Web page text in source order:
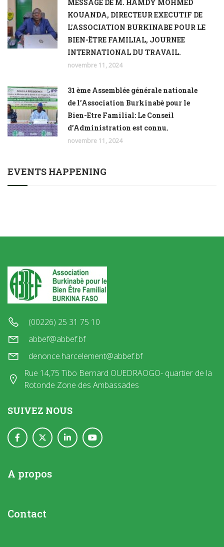
MESSAGE DE M. HAMDY MOHMED
KOUANDA, DIRECTEUR EXECUTIF DE
L’ASSOCIATION BURKINABE POUR LE
BIEN-ËTRE FAMILIAL, JOURNEE
INTERNATIONAL DU TRAVAIL.
novembre 11, 2024
31 ème Assemblée générale nationale
de l’Association Burkinabè pour le
Bien-Etre Familial: Le Conseil
d’Administration est connu.
novembre 11, 2024
EVENTS HAPPENING
(00226) 25 31 75 10
abbef@abbef.bf
denonce.harcelement@abbef.bf
Rue 14,75 Tibo Bernard OUEDRAOGO- quartier de la
Rotonde Zone des Ambassades
SUIVEZ NOUS
A propos
Contact